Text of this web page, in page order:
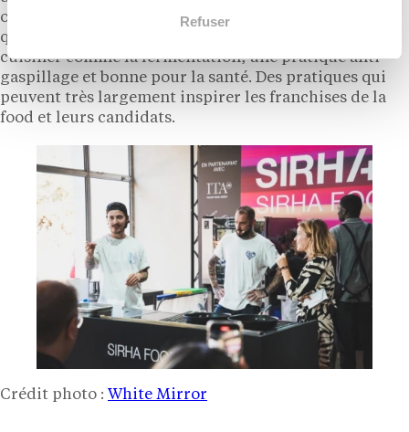
Refuser
organiques et des emballages plastiques. C’est ainsi
que nous avons pu découvrir de nouvelles façons de
cuisiner comme la fermentation, une pratique anti-
gaspillage et bonne pour la santé. Des pratiques qui
peuvent très largement inspirer les franchises de la
food et leurs candidats.
Crédit photo : White Mirror